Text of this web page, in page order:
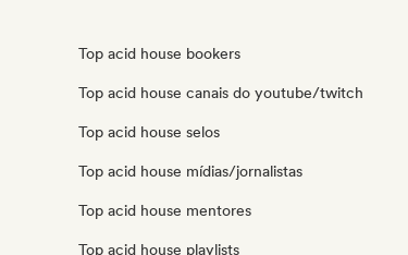
Top acid house bookers
Top acid house canais do youtube/twitch
Top acid house selos
Top acid house mídias/jornalistas
Top acid house mentores
Top acid house playlists